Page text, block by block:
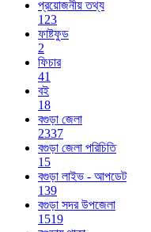
প্রয়োজনীয় তথ্য
123
ফাষ্টফুড
2
ফিচার
41
বই
18
বগুড়া জেলা
2337
বগুড়া জেলা পরিচিতি
15
বগুড়া লাইভ - আপডেট
139
বগুড়া সদর উপজেলা
1519